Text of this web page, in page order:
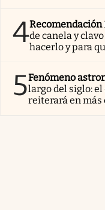
4Recomendación
de canela y
hacerlo y para
5Fenómeno
largo del siglo: el
reiterará en más